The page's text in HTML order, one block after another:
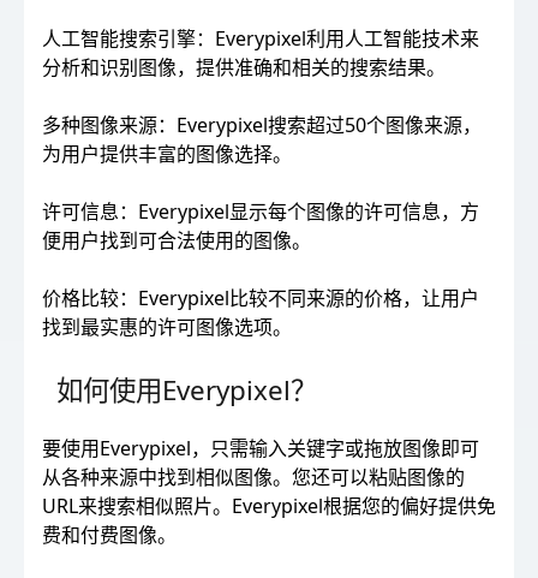
人工智能搜索引擎：Everypixel利用人工智能技术来
分析和识别图像，提供准确和相关的搜索结果。
多种图像来源：Everypixel搜索超过50个图像来源，
为用户提供丰富的图像选择。
许可信息：Everypixel显示每个图像的许可信息，方
便用户找到可合法使用的图像。
价格比较：Everypixel比较不同来源的价格，让用户
找到最实惠的许可图像选项。
如何使用Everypixel？
要使用Everypixel，只需输入关键字或拖放图像即可
从各种来源中找到相似图像。您还可以粘贴图像的
URL来搜索相似照片。Everypixel根据您的偏好提供免
费和付费图像。